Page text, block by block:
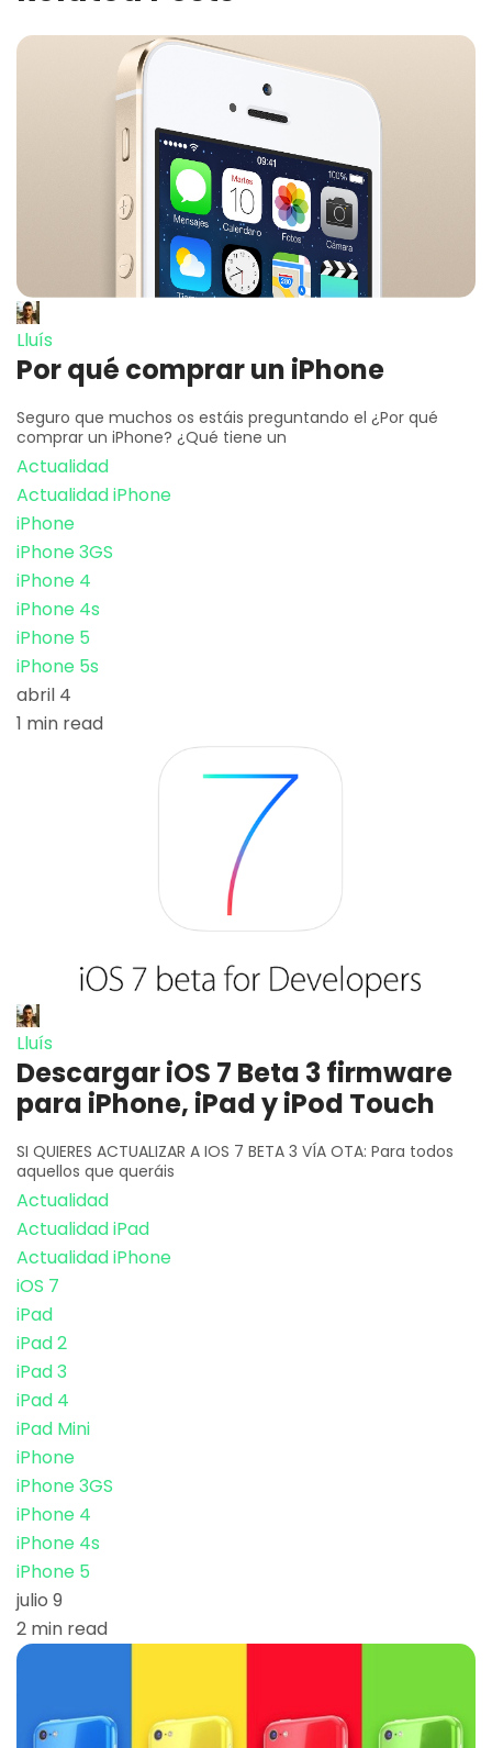
Lluís
Por qué comprar un iPhone
Seguro que muchos os estáis preguntando el ¿Por qué
comprar un iPhone? ¿Qué tiene un
Actualidad
Actualidad iPhone
iPhone
iPhone 3GS
iPhone 4
iPhone 4s
iPhone 5
iPhone 5s
abril 4
1 min read
Lluís
Descargar iOS 7 Beta 3 firmware
para iPhone, iPad y iPod Touch
SI QUIERES ACTUALIZAR A IOS 7 BETA 3 VÍA OTA: Para todos
aquellos que queráis
Actualidad
Actualidad iPad
Actualidad iPhone
iOS 7
iPad
iPad 2
iPad 3
iPad 4
iPad Mini
iPhone
iPhone 3GS
iPhone 4
iPhone 4s
iPhone 5
julio 9
2 min read